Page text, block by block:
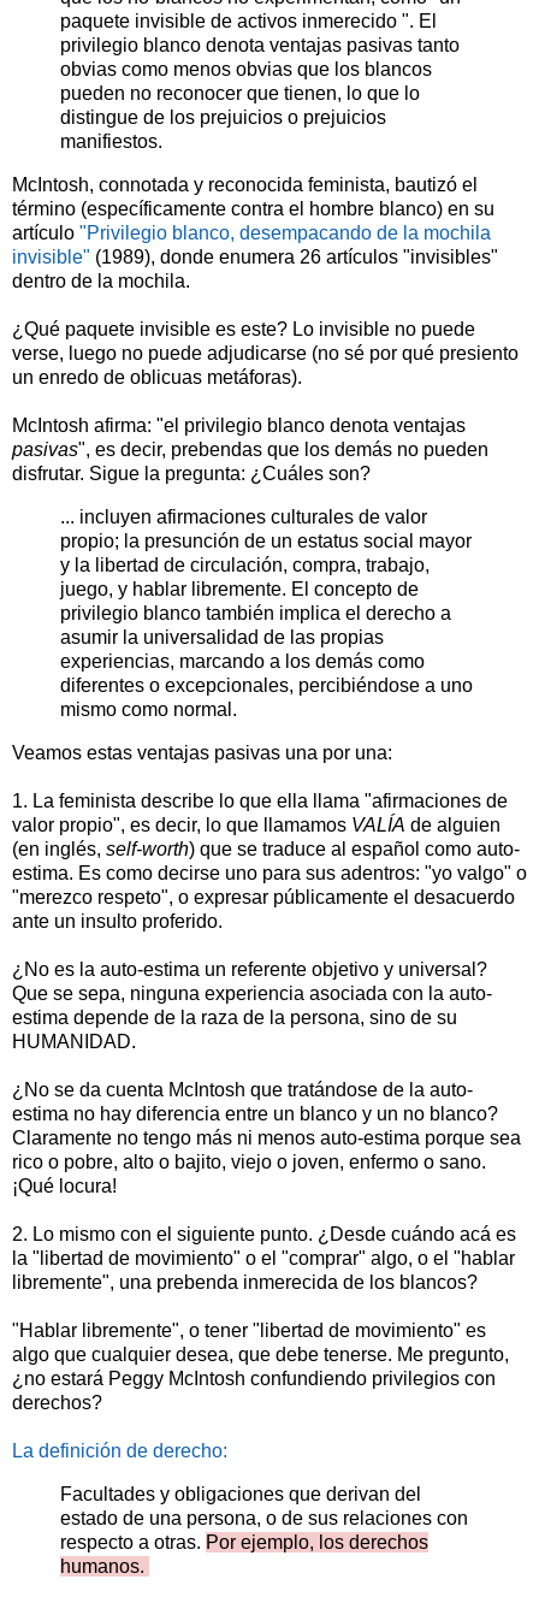
paquete invisible de activos inmerecido ". El
privilegio blanco denota ventajas pasivas tanto
obvias como menos obvias que los blancos
pueden no reconocer que tienen, lo que lo
distingue de los prejuicios o prejuicios
manifiestos.
McIntosh, connotada y reconocida feminista, bautizó el
término (específicamente contra el hombre blanco) en su
artículo "Privilegio blanco, desempacando de la mochila
invisible" (1989), donde enumera 26 artículos "invisibles"
dentro de la mochila.
¿Qué paquete invisible es este? Lo invisible no puede
verse, luego no puede adjudicarse (no sé por qué presiento
un enredo de oblicuas metáforas).
McIntosh afirma: "el privilegio blanco denota ventajas
pasivas", es decir, prebendas que los demás no pueden
disfrutar. Sigue la pregunta: ¿Cuáles son?
... incluyen afirmaciones culturales de valor
propio; la presunción de un estatus social mayor
y la libertad de circulación, compra, trabajo,
juego, y hablar libremente. El concepto de
privilegio blanco también implica el derecho a
asumir la universalidad de las propias
experiencias, marcando a los demás como
diferentes o excepcionales, percibiéndose a uno
mismo como normal.
Veamos estas ventajas pasivas una por una:
1. La feminista describe lo que ella llama "afirmaciones de
valor propio", es decir, lo que llamamos VALÍA de alguien
(en inglés, self-worth) que se traduce al español como auto-
estima. Es como decirse uno para sus adentros: "yo valgo" o
"merezco respeto", o expresar públicamente el desacuerdo
ante un insulto proferido.
¿No es la auto-estima un referente objetivo y universal?
Que se sepa, ninguna experiencia asociada con la auto-
estima depende de la raza de la persona, sino de su
HUMANIDAD.
¿No se da cuenta McIntosh que tratándose de la auto-
estima no hay diferencia entre un blanco y un no blanco?
Claramente no tengo más ni menos auto-estima porque sea
rico o pobre, alto o bajito, viejo o joven, enfermo o sano.
¡Qué locura!
2. Lo mismo con el siguiente punto. ¿Desde cuándo acá es
la "libertad de movimiento" o el "comprar" algo, o el "hablar
libremente", una prebenda inmerecida de los blancos?
"Hablar libremente", o tener "libertad de movimiento" es
algo que cualquier desea, que debe tenerse. Me pregunto,
¿no estará Peggy McIntosh confundiendo privilegios con
derechos?
La definición de derecho:
Facultades y obligaciones que derivan del
estado de una persona, o de sus relaciones con
respecto a otras. Por ejemplo, los derechos
humanos.